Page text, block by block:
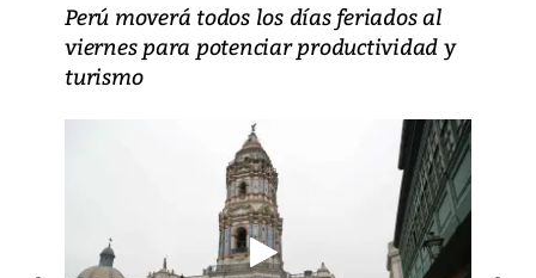
Perú moverá todos los días feriados al
viernes para potenciar productividad y
turismo